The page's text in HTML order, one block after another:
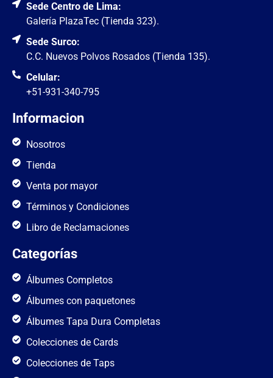
Sede Centro de Lima:
Galería PlazaTec (Tienda 323).
Sede Surco:
C.C. Nuevos Polvos Rosados (Tienda 135).
Celular:
+51-931-340-795
Informacion
Nosotros
Tienda
Venta por mayor
Términos y Condiciones
Libro de Reclamaciones
Categorías
Álbumes Completos
Álbumes con paquetones
Álbumes Tapa Dura Completas
Colecciones de Cards
Colecciones de Taps